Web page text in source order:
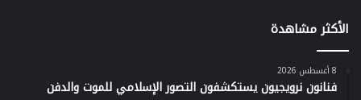
الأكثر مشاهدة
8 أغسطس 2026
فنانون نرويجيون يستكشفون التصور الإسلامي للموت والدفن